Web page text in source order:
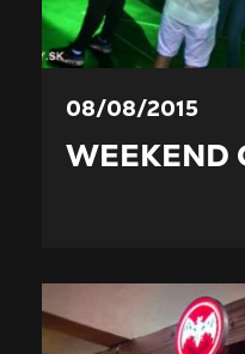
08/08/2015
WEEKEND